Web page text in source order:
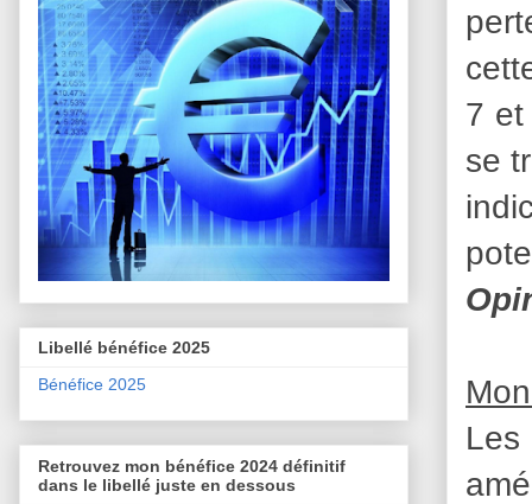
7 et
se
Les
Libellé bénéfice 2025
Bénéfice 2025
Retrouvez mon bénéfice 2024 définitif
dans le libellé juste en dessous